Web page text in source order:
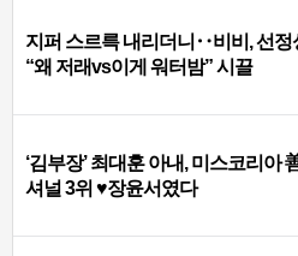
지퍼 스르륵 내리더니‥비비, 선정
“왜 저래vs이게 워터밤” 시끌
‘김부장’ 최대훈 아내, 미스코리아
셔널 3위 ♥장윤서였다